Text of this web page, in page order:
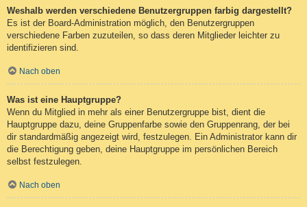
Weshalb werden verschiedene Benutzergruppen farbig dargestellt?
Es ist der Board-Administration möglich, den Benutzergruppen
verschiedene Farben zuzuteilen, so dass deren Mitglieder leichter zu
identifizieren sind.
Nach oben
Was ist eine Hauptgruppe?
Wenn du Mitglied in mehr als einer Benutzergruppe bist, dient die
Hauptgruppe dazu, deine Gruppenfarbe sowie den Gruppenrang, der bei
dir standardmäßig angezeigt wird, festzulegen. Ein Administrator kann dir
die Berechtigung geben, deine Hauptgruppe im persönlichen Bereich
selbst festzulegen.
Nach oben